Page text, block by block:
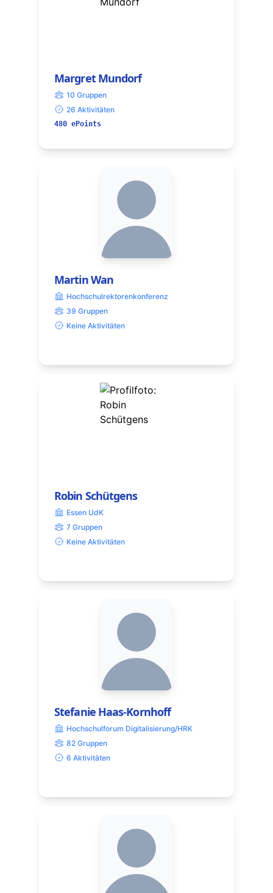
Margret Mundorf
10 Gruppen
26 Aktivitäten
480 ePoints
Martin Wan
Hochschulrektorenkonferenz
39 Gruppen
Keine Aktivitäten
Robin Schütgens
Essen UdK
7 Gruppen
Keine Aktivitäten
Stefanie Haas-Kornhoff
Hochschulforum Digitalisierung/HRK
82 Gruppen
6 Aktivitäten